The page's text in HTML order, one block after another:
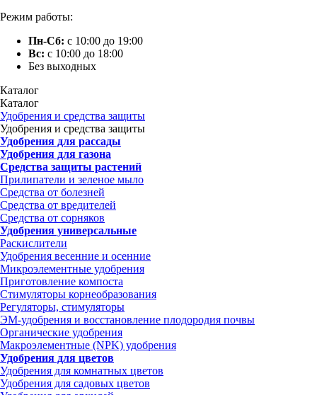
Режим работы:
Пн-Сб: с 10:00 до 19:00
Вс: с 10:00 до 18:00
Без выходных
Каталог
Каталог
Удобрения и средства защиты
Удобрения и средства защиты
Удобрения для рассады
Удобрения для газона
Средства защиты растений
Прилипатели и зеленое мыло
Средства от болезней
Средства от вредителей
Средства от сорняков
Удобрения универсальные
Раскислители
Удобрения весенние и осенние
Микроэлементные удобрения
Приготовление компоста
Стимуляторы корнеобразования
Регуляторы, стимуляторы
ЭМ-удобрения и восстановление плодородия почвы
Органические удобрения
Макроэлементные (NPK) удобрения
Удобрения для цветов
Удобрения для комнатных цветов
Удобрения для садовых цветов